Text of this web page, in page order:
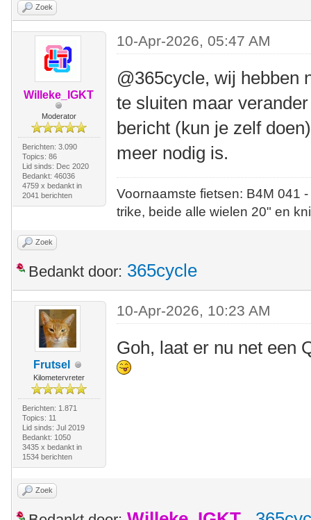
Zoek
Willeke_IGKT
Moderator
Berichten: 3.090
Topics: 86
Lid sinds: Dec 2020
Bedankt: 46036
4759 x bedankt in
2041 berichten
10-Apr-2026, 05:47 AM
@365cycle, wij hebben
te sluiten maar
bericht (kun je zelf
meer nodig is.
Voornaamste fietsen: B4M
trike, beide alle wielen 20" en
Zoek
Bedankt door: 365cycle
Frutsel
Kilometervreter
Berichten: 1.871
Topics: 11
Lid sinds: Jul 2019
Bedankt: 1050
3435 x bedankt in
1534 berichten
10-Apr-2026, 10:23 AM
Goh, laat er nu net een
Zoek